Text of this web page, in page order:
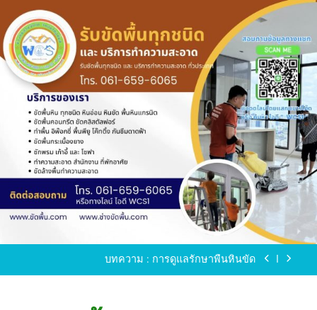
to
content
ขัดพื้นหินขัด อบต.แหลมบัวนครปฐม
ขัดพื้นหินอ่อน โทร.0616596065 ไลน์ WCS1
บทความ : การดูแลรักษาพื้นหินขัด